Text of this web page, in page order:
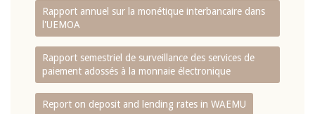
Rapport annuel sur la monétique interbancaire dans
l'UEMOA
Rapport semestriel de surveillance des services de
paiement adossés à la monnaie électronique
Report on deposit and lending rates in WAEMU